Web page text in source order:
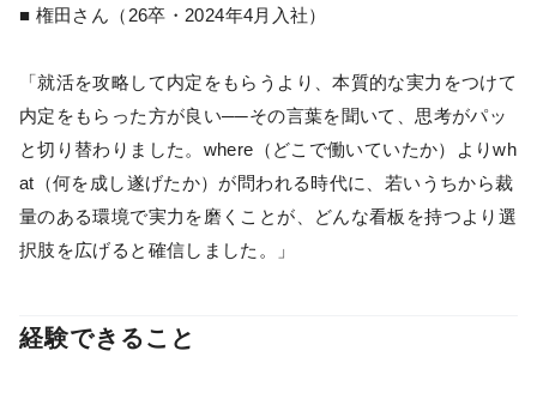
■ 権田さん（26卒・2024年4月入社）
「就活を攻略して内定をもらうより、本質的な実力をつけて
内定をもらった方が良い──その言葉を聞いて、思考がパッ
と切り替わりました。where（どこで働いていたか）よりwh
at（何を成し遂げたか）が問われる時代に、若いうちから裁
量のある環境で実力を磨くことが、どんな看板を持つより選
択肢を広げると確信しました。」
経験できること